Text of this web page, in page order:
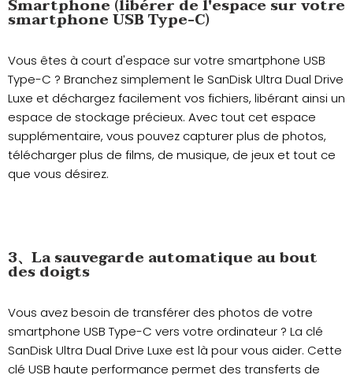
Smartphone (libérer de l'espace sur votre
smartphone USB Type-C)
Vous êtes à court d'espace sur votre smartphone USB
Type-C ? Branchez simplement le SanDisk Ultra Dual Drive
Luxe et déchargez facilement vos fichiers, libérant ainsi un
espace de stockage précieux. Avec tout cet espace
supplémentaire, vous pouvez capturer plus de photos,
télécharger plus de films, de musique, de jeux et tout ce
que vous désirez.
3、La sauvegarde automatique au bout
des doigts
Vous avez besoin de transférer des photos de votre
smartphone USB Type-C vers votre ordinateur ? La clé
SanDisk Ultra Dual Drive Luxe est là pour vous aider. Cette
clé USB haute performance permet des transferts de